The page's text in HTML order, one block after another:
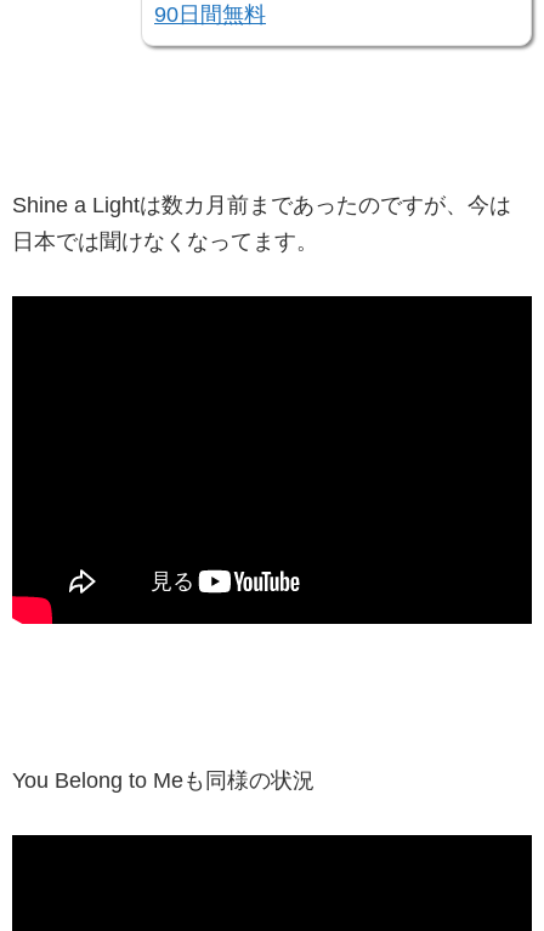
90日間無料
Shine a Lightは数カ月前まであったのですが、今は
日本では聞けなくなってます。
You Belong to Meも同様の状況